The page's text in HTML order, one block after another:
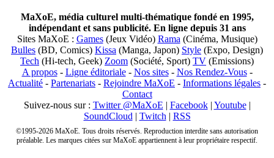
MaXoE, média culturel multi-thématique fondé en 1995,
indépendant et sans publicité. En ligne depuis 31 ans
Sites MaXoE : Games(Jeux Vidéo) Rama (Cinéma, Musique)
Bulles (BD, Comics) Kissa (Manga, Japon) Style (Expo, Design)
Tech (Hi-tech, Geek) Zoom (Société, Sport) TV (Emissions)
A propos- Ligne éditoriale- Nos sites- Nos Rendez-Vous-
Actualité - Partenariats - Rejoindre MaXoE - Informations légales -
Contact
Suivez-nous sur : Twitter @MaXoE | Facebook| Youtube|
SoundCloud | Twitch | RSS
©1995-2026 MaXoE. Tous droits réservés. Reproduction interdite sans autorisation
préalable. Les marques citées sur MaXoE appartiennent à leur propriétaire respectif.